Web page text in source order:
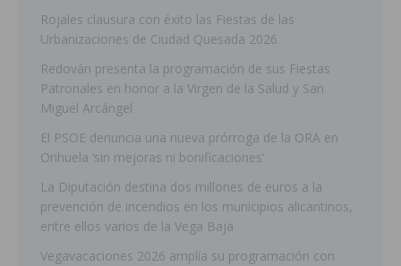
Rojales clausura con éxito las Fiestas de las
Urbanizaciones de Ciudad Quesada 2026
Redován presenta la programación de sus Fiestas
Patronales en honor a la Virgen de la Salud y San
Miguel Arcángel
El PSOE denuncia una nueva prórroga de la ORA en
Orihuela ‘sin mejoras ni bonificaciones’
La Diputación destina dos millones de euros a la
prevención de incendios en los municipios alicantinos,
entre ellos varios de la Vega Baja
Vegavacaciones 2026 amplía su programación con